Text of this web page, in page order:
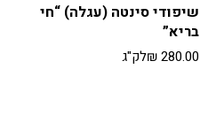
שיפודי סינטה (עגלה) “חי
בריא”
₪280.00 לק"ג